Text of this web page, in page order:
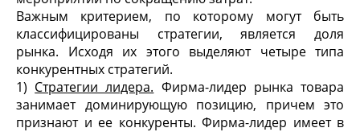
Важным критерием, по которому могут быть
классифицированы стратегии, является доля
рынка. Исходя их этого выделяют четыре типа
конкурентных стратегий.
1) Стратегии лидера. Фирма-лидер рынка товара
занимает доминирующую позицию, причем это
признают и ее конкуренты. Фирма-лидер имеет в